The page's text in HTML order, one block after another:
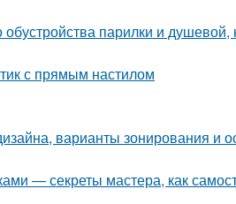
парилки и душевой,
с прямым настилом
варианты зонирования и
— секреты мастера, как